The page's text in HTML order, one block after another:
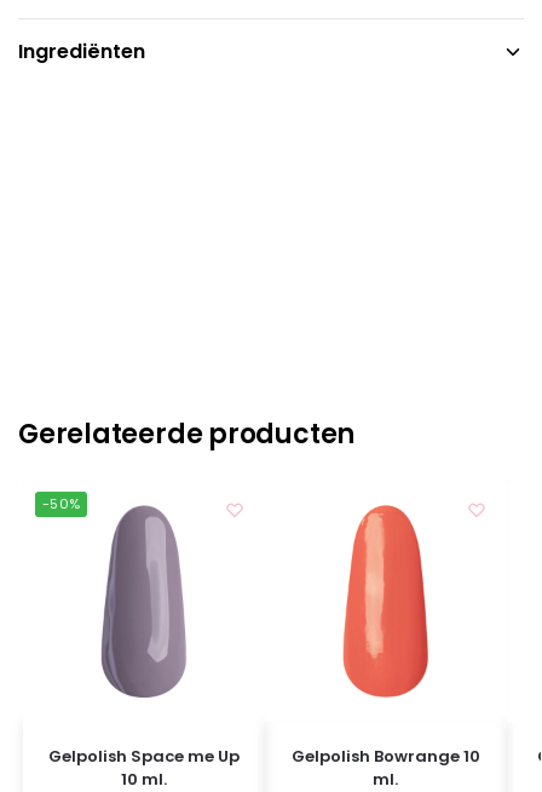
Ingrediënten
Gerelateerde producten
-50%
Gelpolish Space me Up
10 ml.
Gelpolish Bowrange 10
ml.